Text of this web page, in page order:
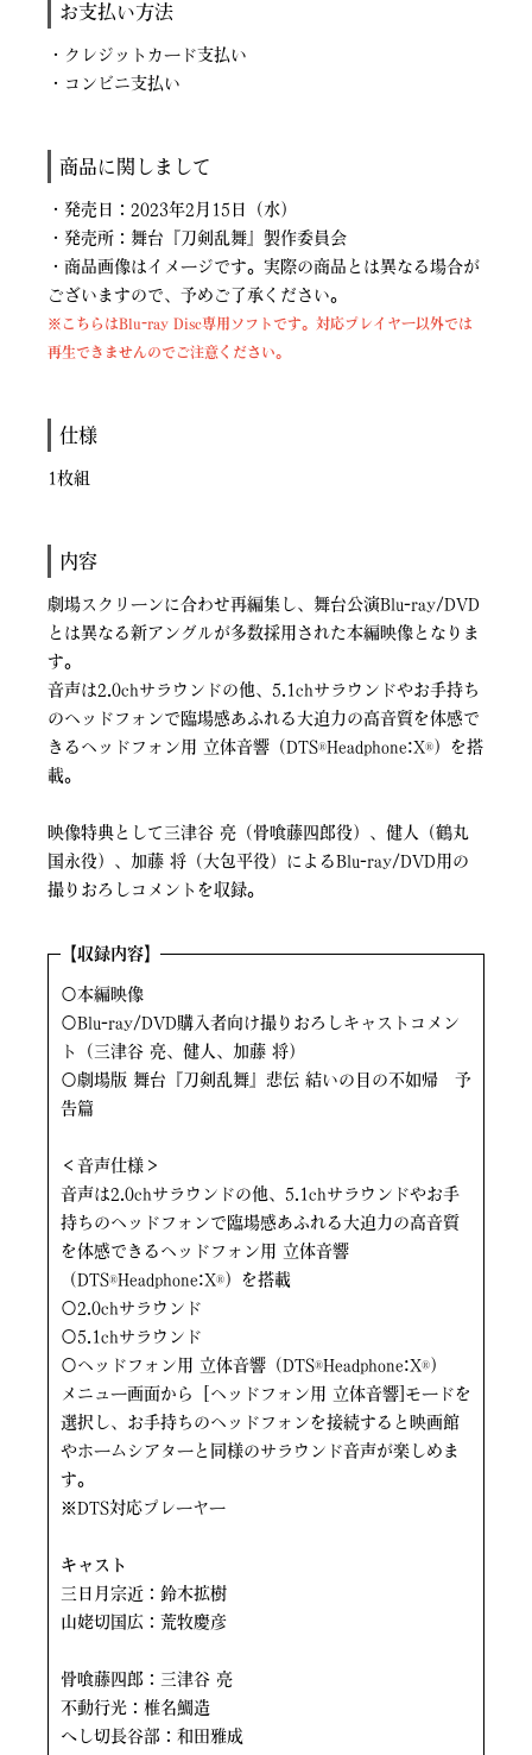
お支払い方法
・クレジットカード支払い
・コンビニ支払い
商品に関しまして
・発売日：2023年2月15日（水）
・発売所：舞台『刀剣乱舞』製作委員会
・商品画像はイメージです。実際の商品とは異なる場合が
ございますので、予めご了承ください。
※こちらはBlu-ray Disc専用ソフトです。対応プレイヤー以外では
再生できませんのでご注意ください。
仕様
1枚組
内容
劇場スクリーンに合わせ再編集し、舞台公演Blu-ray/DVD
とは異なる新アングルが多数採用された本編映像となりま
す。
音声は2.0chサラウンドの他、5.1chサラウンドやお手持ち
のヘッドフォンで臨場感あふれる大迫力の高音質を体感で
きるヘッドフォン用 立体音響（DTS®Headphone:X®）を搭
載。
映像特典として三津谷 亮（骨喰藤四郎役）、健人（鶴丸
国永役）、加藤 将（大包平役）によるBlu-ray/DVD用の
撮りおろしコメントを収録。
【収録内容】
〇本編映像
〇Blu-ray/DVD購入者向け撮りおろしキャストコメン
ト（三津谷 亮、健人、加藤 将）
〇劇場版 舞台『刀剣乱舞』悲伝 結いの目の不如帰 予
告篇
＜音声仕様＞
音声は2.0chサラウンドの他、5.1chサラウンドやお手
持ちのヘッドフォンで臨場感あふれる大迫力の高音質
を体感できるヘッドフォン用 立体音響
（DTS®Headphone:X®）を搭載
〇2.0chサラウンド
〇5.1chサラウンド
〇ヘッドフォン用 立体音響（DTS®Headphone:X®）
メニュー画面から［ヘッドフォン用 立体音響]モードを
選択し、お手持ちのヘッドフォンを接続すると映画館
やホームシアターと同様のサラウンド音声が楽しめま
す。
※DTS対応プレーヤー
キャスト
三日月宗近：鈴木拡樹
山姥切国広：荒牧慶彦
骨喰藤四郎：三津谷 亮
不動行光：椎名鯛造
へし切長谷部：和田雅成